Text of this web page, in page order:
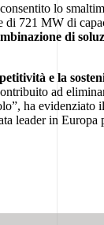
lo
di 721 MW di
di
e la
ad
ha evidenziato
leader in